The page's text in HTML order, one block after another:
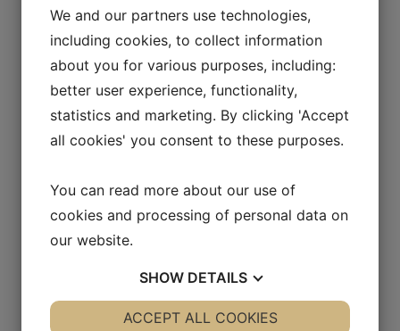
selvstændig i 2008.
We and our partners use technologies,
including cookies, to collect information
about you for various purposes, including:
better user experience, functionality,
statistics and marketing. By clicking 'Accept
all cookies' you consent to these purposes.
You can read more about our use of
cookies and processing of personal data on
our website.
SHOW DETAILS
YES NO YES NO
ACCEPT ALL COOKIES